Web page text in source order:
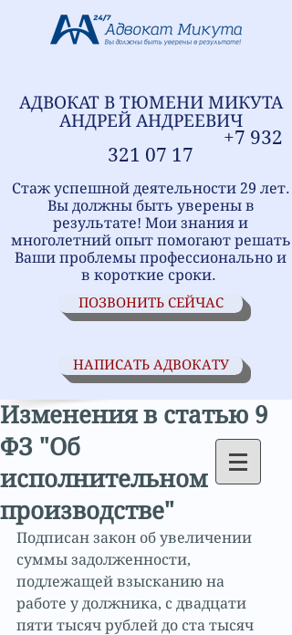
АДВОКАТ В ТЮМЕНИ МИКУТА
АНДРЕЙ АНДРЕЕВИЧ
+7 932
321 07 17
Стаж успешной деятельности 29 лет.
Вы должны быть уверены в
результате! Мои знания и
многолетний опыт помогают решать
Ваши проблемы профессионально и
в короткие сроки.
ПОЗВОНИТЬ СЕЙЧАС
НАПИСАТЬ АДВОКАТУ
Изменения в статью 9
ФЗ "Об
исполнительном
производстве"
Подписан закон об увеличении
суммы задолженности,
подлежащей взысканию на
работе у должника, с двадцати
пяти тысяч рублей до ста тысяч